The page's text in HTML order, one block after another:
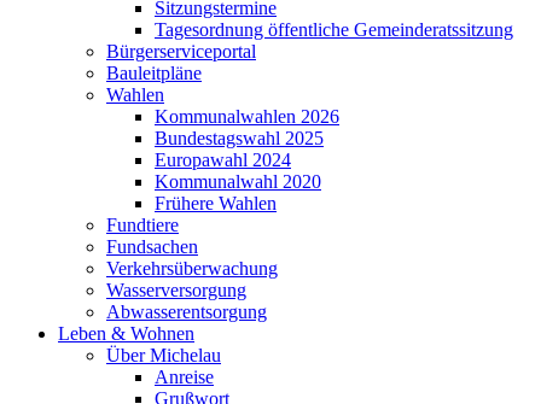
Sitzungstermine
Tagesordnung öffentliche Gemeinderatssitzung
Bürgerserviceportal
Bauleitpläne
Wahlen
Kommunalwahlen 2026
Bundestagswahl 2025
Europawahl 2024
Kommunalwahl 2020
Frühere Wahlen
Fundtiere
Fundsachen
Verkehrsüberwachung
Wasserversorgung
Abwasserentsorgung
Leben & Wohnen
Über Michelau
Anreise
Grußwort